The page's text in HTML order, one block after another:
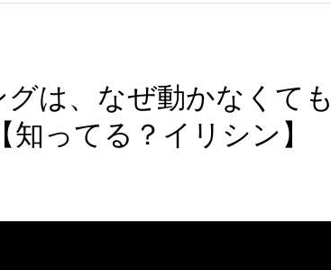
グは、なぜ動かなくて
ってる？イリシン】